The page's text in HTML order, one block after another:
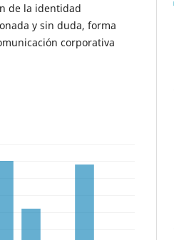
de la identidad
y sin duda, forma
corporativa